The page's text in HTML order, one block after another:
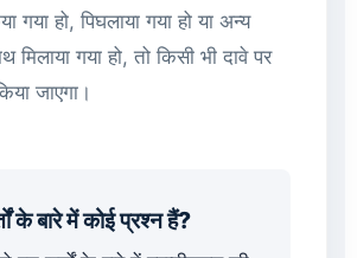
गया हो, पिघलाया गया हो या अन्य
मिलाया गया हो, तो किसी भी दावे पर
जाएगा।
के बारे में कोई प्रश्न हैं?